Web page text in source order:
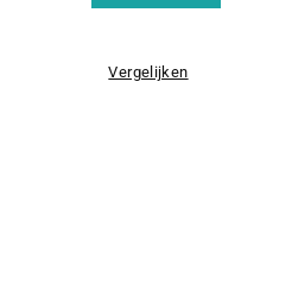
Vergelijken